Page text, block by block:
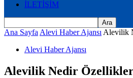
İLETİŞİM
Ana Sayfa Alevi Haber Ajansı Alevilik
Alevi Haber Ajansı
Alevilik Nedir